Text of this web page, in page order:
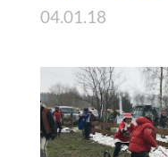
04.01.18